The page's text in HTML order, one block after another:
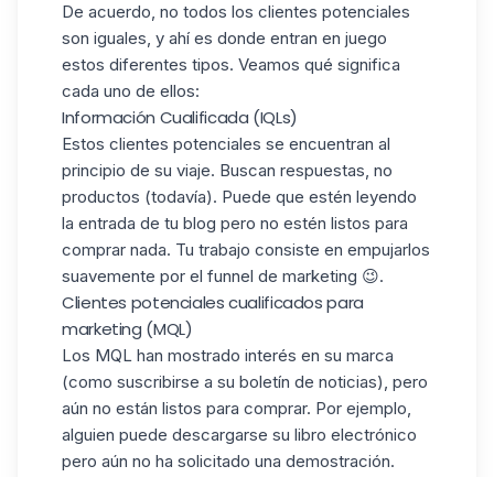
De acuerdo, no todos los clientes potenciales
son iguales, y ahí es donde entran en juego
estos diferentes tipos. Veamos qué significa
cada uno de ellos:
Información Cualificada (IQLs)
Estos clientes potenciales se encuentran al
principio de su viaje. Buscan respuestas, no
productos (todavía). Puede que estén leyendo
la entrada de tu blog pero no estén listos para
comprar nada. Tu trabajo consiste en empujarlos
suavemente por el funnel de marketing 😉.
Clientes potenciales cualificados para
marketing (MQL)
Los MQL han mostrado interés en su marca
(como suscribirse a su boletín de noticias), pero
aún no están listos para comprar. Por ejemplo,
alguien puede descargarse su libro electrónico
pero aún no ha solicitado una demostración.